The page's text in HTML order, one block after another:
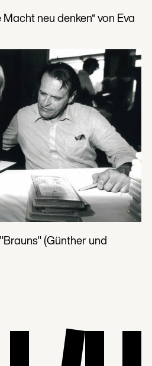
neu denken“ von Eva
(Günther und